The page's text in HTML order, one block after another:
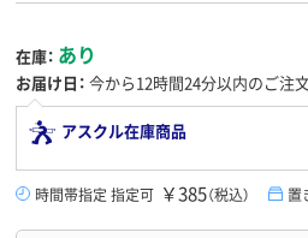
在庫： あり
お届け日： 今から12時間24分以内のご注
アスクル在庫商品
時間帯指定 指定可 ￥385（税込） 置